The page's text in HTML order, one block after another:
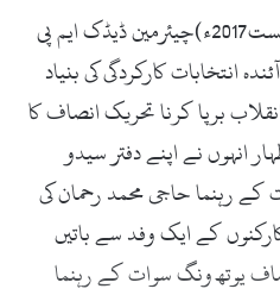
سوات(زما سوات ڈاٹ کام۔18اگست2017ء)چیئرمین ڈیڈک ایم پی
کارکردگی کی بنیاد
برپا کرنا تحریک انصاف کا
انہوں نے اپنے دفتر سیدو
رہنما حاجی محمد رحمان کی
کے ایک وفد سے باتیں
یوتھ ونگ سوات کے رہنما